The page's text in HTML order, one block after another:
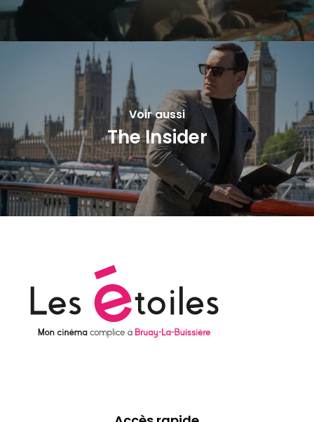
Voir aussi
The Insider